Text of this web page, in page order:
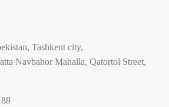
Tashkent city,
Navbahor Mahalla, Qatortol Street,